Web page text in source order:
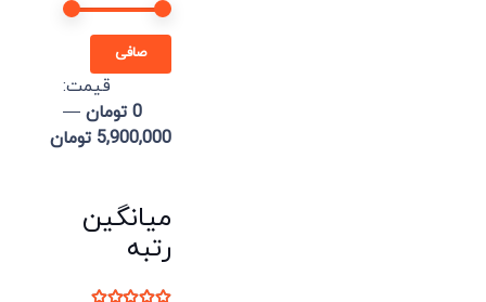
صافی
قيمت:
0 تومان
—
5,900,000 تومان
میانگین
رتبه